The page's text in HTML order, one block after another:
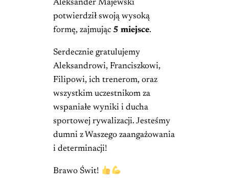
Aleksander Majewski
potwierdził swoją wysoką
formę, zajmując 5 miejsce.
Serdecznie gratulujemy
Aleksandrowi, Franciszkowi,
Filipowi, ich trenerom, oraz
wszystkim uczestnikom za
wspaniałe wyniki i ducha
sportowej rywalizacji. Jesteśmy
dumni z Waszego zaangażowania
i determinacji!
Brawo Świt!